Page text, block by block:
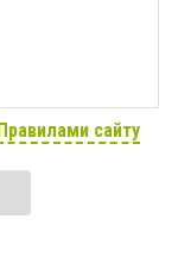
сайту